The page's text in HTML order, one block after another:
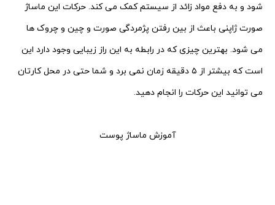
شود و به دفع مواد زائد از سیستم کمک می کند. حرکات این ماساژ
صورت ژاپنی باعث از بین رفتن پژمردگی صورت و چین و چروک ها
می شود. بهترین چیزی که در رابطه به این راز زیبایی وجود دارد این
است که بیشتر از ۵ دقیقه زمان نمی برد و شما حتی در محل کارتان
می توانید این حرکات را انجام دهید.
آموزش ماساژ پوست